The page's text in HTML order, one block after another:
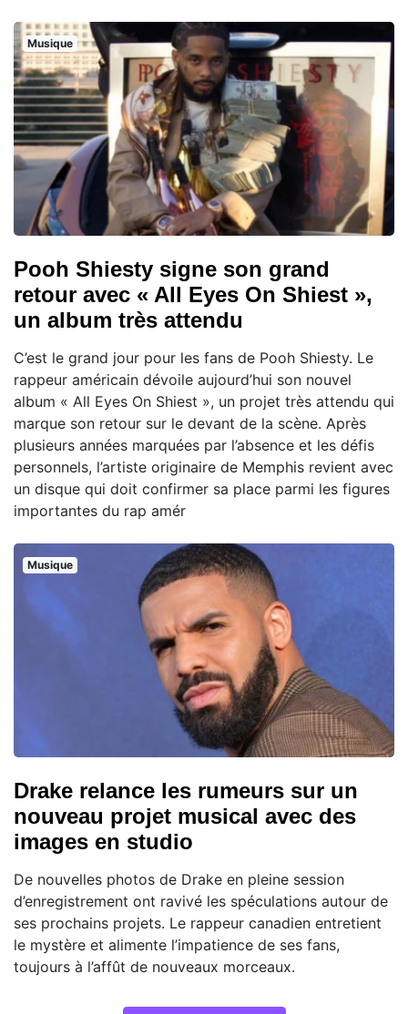
Musique
Pooh Shiesty signe son grand
retour avec « All Eyes On Shiest »,
un album très attendu
C’est le grand jour pour les fans de Pooh Shiesty. Le
rappeur américain dévoile aujourd’hui son nouvel
album « All Eyes On Shiest », un projet très attendu qui
marque son retour sur le devant de la scène. Après
plusieurs années marquées par l’absence et les défis
personnels, l’artiste originaire de Memphis revient avec
un disque qui doit confirmer sa place parmi les figures
importantes du rap amér
Musique
Drake relance les rumeurs sur un
nouveau projet musical avec des
images en studio
De nouvelles photos de Drake en pleine session
d’enregistrement ont ravivé les spéculations autour de
ses prochains projets. Le rappeur canadien entretient
le mystère et alimente l’impatience de ses fans,
toujours à l’affût de nouveaux morceaux.